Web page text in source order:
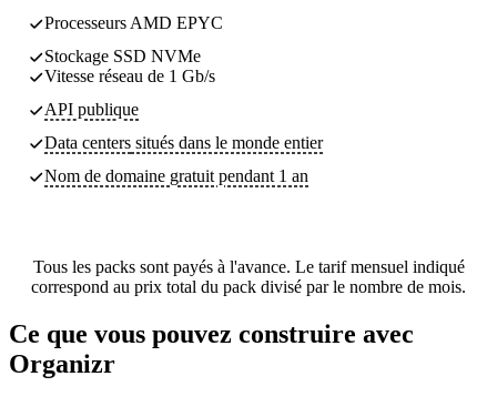
Processeurs AMD EPYC
Stockage SSD NVMe
Vitesse réseau de 1 Gb/s
API publique
Data centers situés dans le monde entier
Nom de domaine gratuit pendant 1 an
Tous les packs sont payés à l'avance. Le tarif mensuel indiqué
correspond au prix total du pack divisé par le nombre de mois.
Ce que vous pouvez construire avec
Organizr